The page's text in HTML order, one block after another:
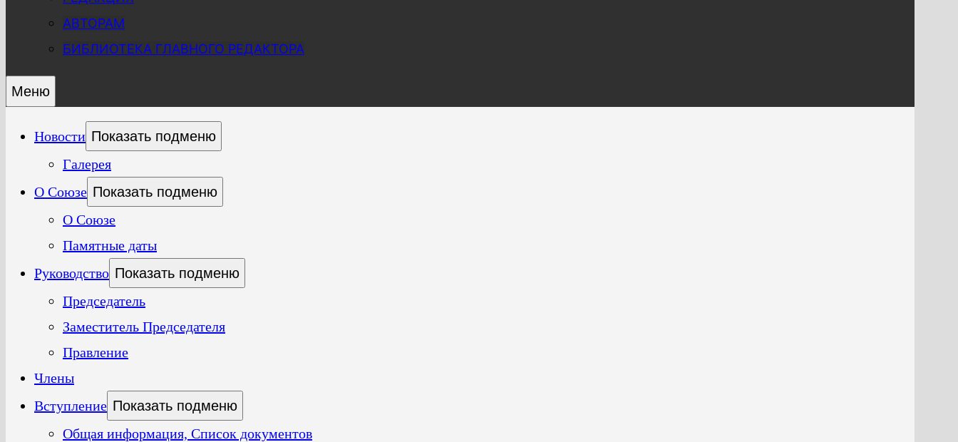
АВТОРАМ
БИБЛИОТЕКА ГЛАВНОГО РЕДАКТОРА
Меню
Новости Показать подменю
Галерея
О Союзе Показать подменю
О Союзе
Памятные даты
Руководство Показать подменю
Председатель
Заместитель Председателя
Правление
Члены
Вступление Показать подменю
Общая информация, Список документов